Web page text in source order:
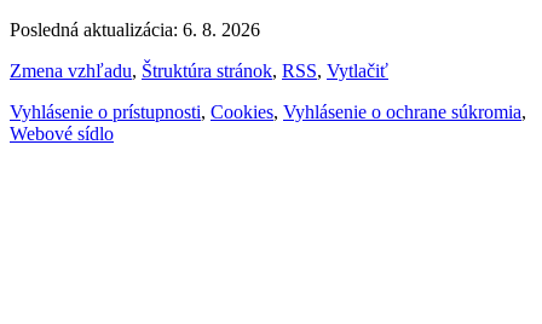
Posledná aktualizácia: 6. 8. 2026
Zmena vzhľadu, Štruktúra stránok, RSS, Vytlačiť
Vyhlásenie o prístupnosti, Cookies, Vyhlásenie o ochrane súkromia,
Webové sídlo